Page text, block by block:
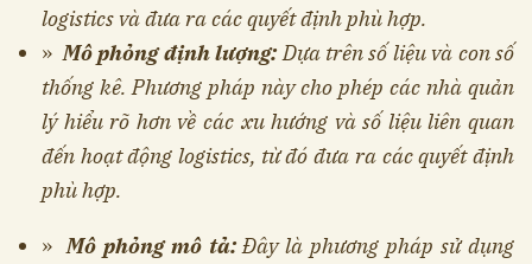
logistics và đưa ra các quyết định phù hợp.
»Mô phỏng định lượng:Dựa trên số liệu và con số
thống kê. Phương pháp này cho phép các nhà quản
lý hiểu rõ hơn về các xu hướng và số liệu liên quan
đến hoạt động logistics, từ đó đưa ra các quyết định
phù hợp.
»Mô phỏng mô tả:Đây là phương pháp sử dụng